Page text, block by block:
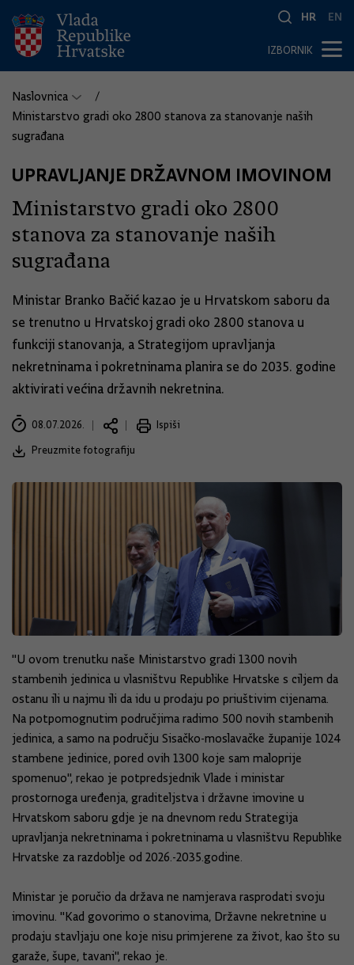
HR EN
IZBORNIK
Naslovnica
Ministarstvo gradi oko 2800 stanova za stanovanje naših
sugrađana
UPRAVLJANJE DRŽAVNOM IMOVINOM
Ministarstvo gradi oko 2800
stanova za stanovanje naših
sugrađana
Ministar Branko Bačić kazao je u Hrvatskom saboru da
se trenutno u Hrvatskoj gradi oko 2800 stanova u
funkciji stanovanja, a Strategijom upravljanja
nekretninama i pokretninama planira se do 2035. godine
aktivirati većina državnih nekretnina.
08.07.2026.
Ispiši
Preuzmite fotografiju
''U ovom trenutku naše Ministarstvo gradi 1300 novih
stambenih jedinica u vlasništvu Republike Hrvatske s ciljem da
ostanu ili u najmu ili da idu u prodaju po priuštivim cijenama.
Na potpomognutim područjima radimo 500 novih stambenih
jedinica, a samo na području Sisačko-moslavačke županije 1024
stambene jedinice, pored ovih 1300 koje sam maloprije
spomenuo'', rekao je potpredsjednik Vlade i ministar
prostornoga uređenja, graditeljstva i državne imovine u
Hrvatskom saboru gdje je na dnevnom redu Strategija
upravljanja nekretninama i pokretninama u vlasništvu Republike
Hrvatske za razdoblje od 2026.-2035.godine.
Ministar je poručio da država ne namjerava rasprodati svoju
imovinu. ''Kad govorimo o stanovima, Državne nekretnine u
prodaju stavljaju one koje nisu primjerene za život, kao što su
garaže, šupe, tavani'', rekao je.